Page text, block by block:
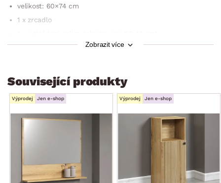
velikost: 60×74 cm
1 x zrcadlo
pro zavěšení na stěnu (zadní 2-bodové zavěšení)
do koupelny, předsíně i chodby
dodáváno v demontu
Zobrazit více
Související produkty
Výprodej Jen e-shop Výprodej Jen e-shop